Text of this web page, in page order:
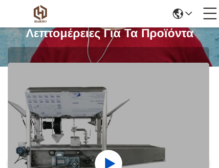
Λεπτομέρειες Για Τα Προϊόντα